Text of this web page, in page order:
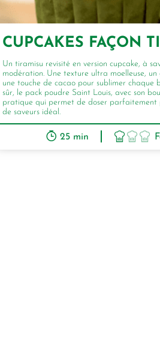
CUPCAKES FAÇON
Un tiramisu revisité en version cupcake, à
modération. Une texture ultra moelleuse,
une touche de cacao pour sublimer chaque
sûr, le pack poudre Saint Louis, avec son
pratique qui permet de doser parfaitement
de saveurs idéal.
25 min